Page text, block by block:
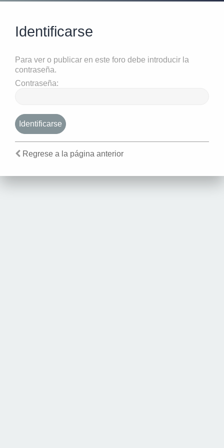
Identificarse
Para ver o publicar en este foro debe introducir la
contraseña.
Contraseña:
Regrese a la página anterior